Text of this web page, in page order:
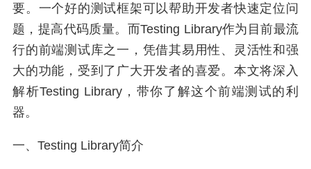
要。一个好的测试框架可以帮助开发者快速定位问
题，提高代码质量。而Testing Library作为目前最流
行的前端测试库之一，凭借其易用性、灵活性和强
大的功能，受到了广大开发者的喜爱。本文将深入
解析Testing Library，带你了解这个前端测试的利
器。
一、Testing Library简介